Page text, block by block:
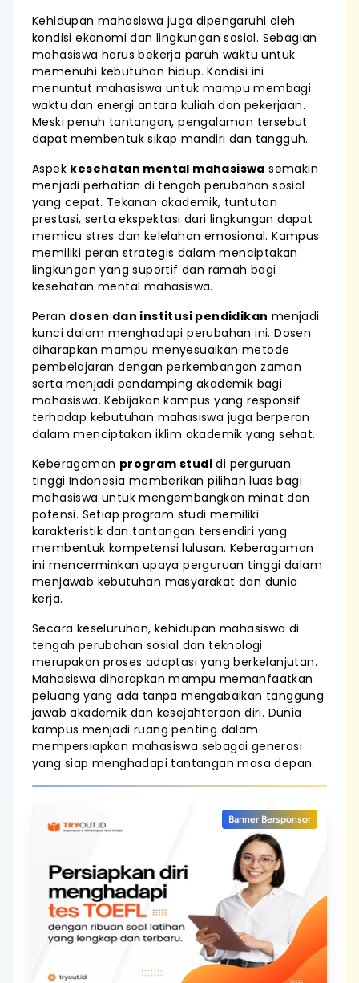
Kehidupan mahasiswa juga dipengaruhi oleh
kondisi ekonomi dan lingkungan sosial. Sebagian
mahasiswa harus bekerja paruh waktu untuk
memenuhi kebutuhan hidup. Kondisi ini
menuntut mahasiswa untuk mampu membagi
waktu dan energi antara kuliah dan pekerjaan.
Meski penuh tantangan, pengalaman tersebut
dapat membentuk sikap mandiri dan tangguh.
Aspek kesehatan mental mahasiswa semakin
menjadi perhatian di tengah perubahan sosial
yang cepat. Tekanan akademik, tuntutan
prestasi, serta ekspektasi dari lingkungan dapat
memicu stres dan kelelahan emosional. Kampus
memiliki peran strategis dalam menciptakan
lingkungan yang suportif dan ramah bagi
kesehatan mental mahasiswa.
Peran dosen dan institusi pendidikan menjadi
kunci dalam menghadapi perubahan ini. Dosen
diharapkan mampu menyesuaikan metode
pembelajaran dengan perkembangan zaman
serta menjadi pendamping akademik bagi
mahasiswa. Kebijakan kampus yang responsif
terhadap kebutuhan mahasiswa juga berperan
dalam menciptakan iklim akademik yang sehat.
Keberagaman program studi di perguruan
tinggi Indonesia memberikan pilihan luas bagi
mahasiswa untuk mengembangkan minat dan
potensi. Setiap program studi memiliki
karakteristik dan tantangan tersendiri yang
membentuk kompetensi lulusan. Keberagaman
ini mencerminkan upaya perguruan tinggi dalam
menjawab kebutuhan masyarakat dan dunia
kerja.
Secara keseluruhan, kehidupan mahasiswa di
tengah perubahan sosial dan teknologi
merupakan proses adaptasi yang berkelanjutan.
Mahasiswa diharapkan mampu memanfaatkan
peluang yang ada tanpa mengabaikan tanggung
jawab akademik dan kesejahteraan diri. Dunia
kampus menjadi ruang penting dalam
mempersiapkan mahasiswa sebagai generasi
yang siap menghadapi tantangan masa depan.
Banner Bersponsor